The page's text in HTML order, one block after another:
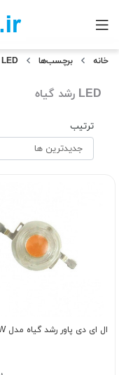
خانه برچسب‌ها LED رشد گیاه
LED رشد گیاه
ترتیب
ال ای دی پاور رشد گیاه مدل 1W